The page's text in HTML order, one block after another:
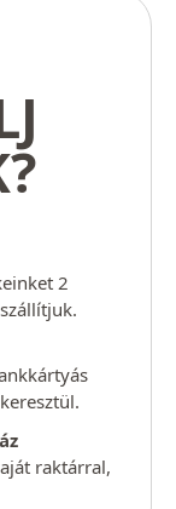
2
raktárral,